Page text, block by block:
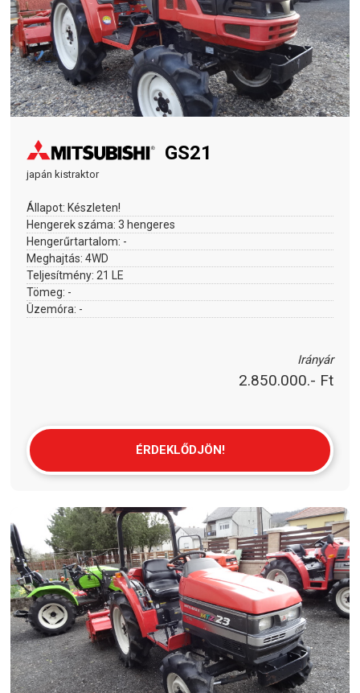
GS21
japán kistraktor
Állapot: Készleten!
Hengerek száma:3 hengeres
Hengerűrtartalom: -
Meghajtás:4WD
Teljesítmény: 21 LE
Tömeg: -
Üzemóra: -
Irányár
2.850.000.- Ft
ÉRDEKLŐDJÖN!